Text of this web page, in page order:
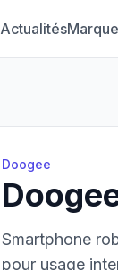
Actualités
Doogee
Smartphone
pour usage